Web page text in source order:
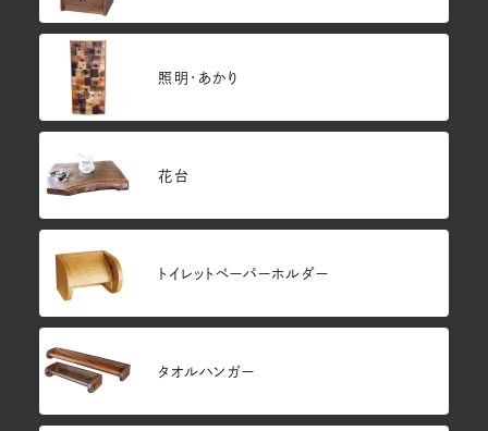
照明・あかり
花台
トイレットペーパーホルダー
タオルハンガー